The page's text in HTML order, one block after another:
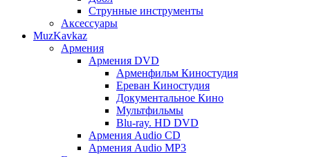
Струнные инструменты
Аксессуары
MuzKavkaz
Армения
Армения DVD
Арменфильм Киностудия
Ереван Киностудия
Документальное Кино
Мультфильмы
Blu-ray. HD DVD
Армения Audio CD
Армения Audio MP3